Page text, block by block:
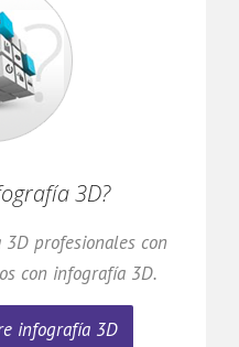
3D?
profesionales con
con infografía 3D.
infografía 3D